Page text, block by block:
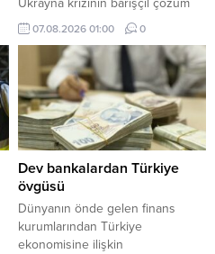
sürecine odaklanma çağrısında
bulunarak, "Amerikan
müzakerecilerinin yapıcı fikirleri
varsa, bunları istişare etmeye her
zaman hazırız." dedi.
07.08.2026 01:00 0
Dev bankalardan Türkiye
övgüsü
Dünyanın önde gelen finans
kurumlarından Türkiye
ekonomisine ilişkin